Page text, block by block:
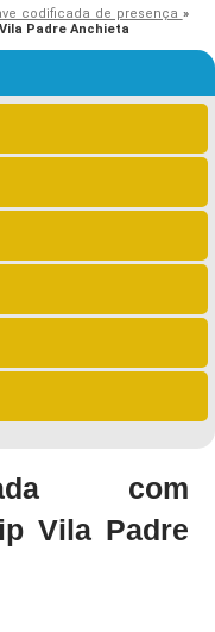
codificada de presença »
Padre Anchieta
com
Vila Padre